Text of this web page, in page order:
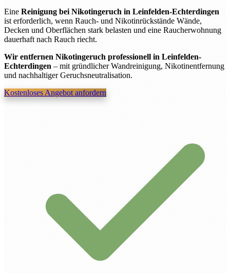
Eine Reinigung bei Nikotingeruch in Leinfelden-Echterdingen
ist erforderlich, wenn Rauch- und Nikotinrückstände Wände,
Decken und Oberflächen stark belasten und eine Raucherwohnung
dauerhaft nach Rauch riecht.
Wir entfernen Nikotingeruch professionell in Leinfelden-
Echterdingen – mit gründlicher Wandreinigung, Nikotinentfernung
und nachhaltiger Geruchsneutralisation.
Kostenloses Angebot anfordern